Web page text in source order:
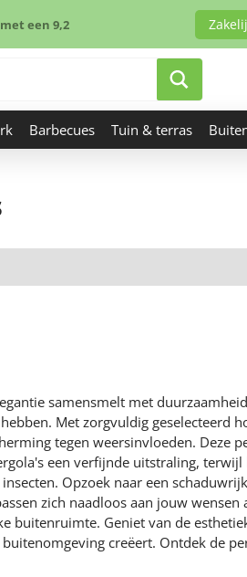
een 9,2
Barbecues Tuin & terras
samensmelt met
Met zorgvuldig geselecteerd
tegen weersinvloeden. Deze
een verfijnde uitstraling,
Opzoek naar een
zich naadloos aan jouw
buitenruimte. Geniet van de
creëert. Ontdek de